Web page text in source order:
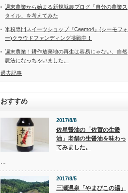
週末農業から始まる新規就農ブログ「自分の農業ス
タイル」を考えてみた
米粉専門スイーツショップ『Ceemo4』(シーモフォ
ー)クラウドファンディング挑戦中！
週末農業！耕作放棄地の再生は容易じゃない、自然
農法になっちゃいました。
過去記事
おすすめ
2017/8/8
佐星醤油の「佐賀の生醤
油」老舗の生醤油を味わっ
てみました。
2017/8/5
三瀬温泉「やまびこの湯」